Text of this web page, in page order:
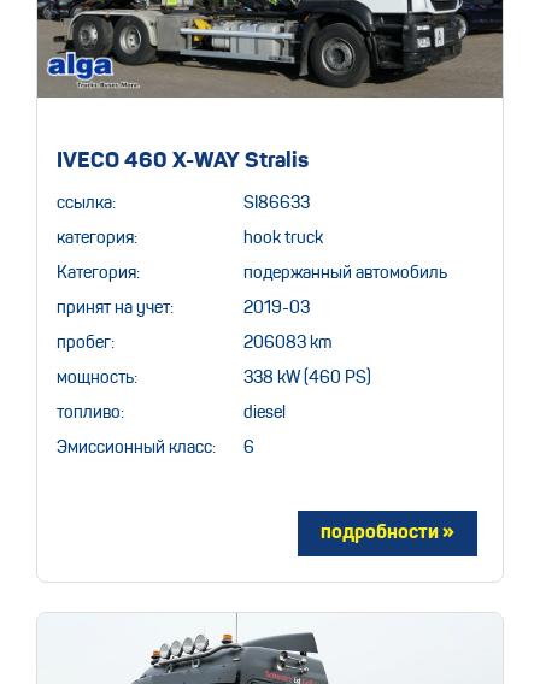
IVECO 460 X-WAY Stralis
ссылка: SI86633
категория: hook truck
Категория: подержанный автомобиль
принят на учет: 2019-03
пробег: 206083 km
мощность: 338 kW (460 PS)
топливо: diesel
Эмиссионный класс: 6